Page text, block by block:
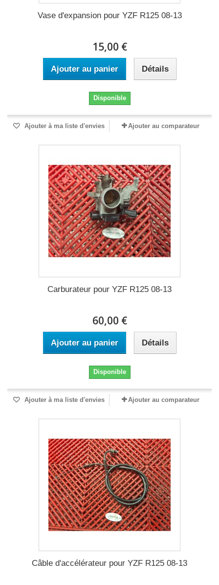
Vase d'expansion pour YZF R125 08-13
15,00 €
Ajouter au panier Détails
Disponible
Ajouter à ma liste d'envies Ajouter au comparateur
Carburateur pour YZF R125 08-13
60,00 €
Ajouter au panier Détails
Disponible
Ajouter à ma liste d'envies Ajouter au comparateur
Câble d'accélérateur pour YZF R125 08-13